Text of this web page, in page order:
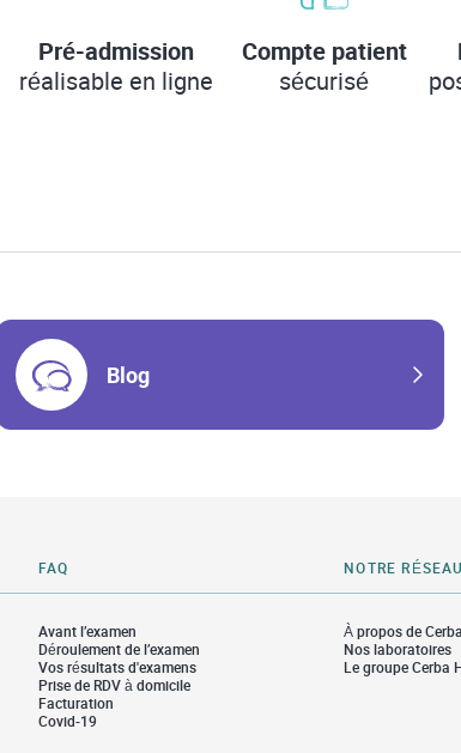
Pré-admission
réalisable en ligne
Compte patient
sécurisé
Blog
FAQ
Avant l’examen
Déroulement de l’examen
Vos résultats d'examens
Prise de RDV à domicile
Facturation
Covid-19
NOTRE RÉSEAU
À propos de
Nos laboratoires
Le groupe Cerba